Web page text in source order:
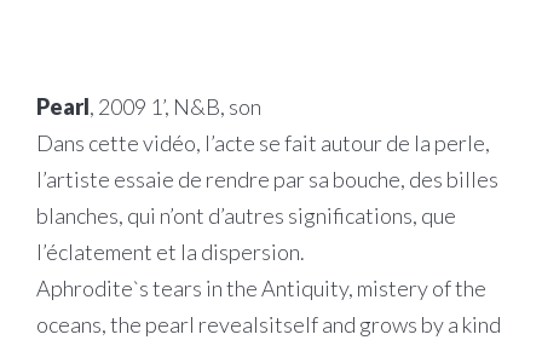
Pearl, 2009 1’, N&B, son
Dans cette vidéo, l’acte se fait autour de la perle,
l’artiste essaie de rendre par sa bouche, des billes
blanches, qui n’ont d’autres significations, que
l’éclatement et la dispersion.
Aphrodite`s tears in the Antiquity, mistery of the
oceans, the pearl revealsitself and grows by a kind